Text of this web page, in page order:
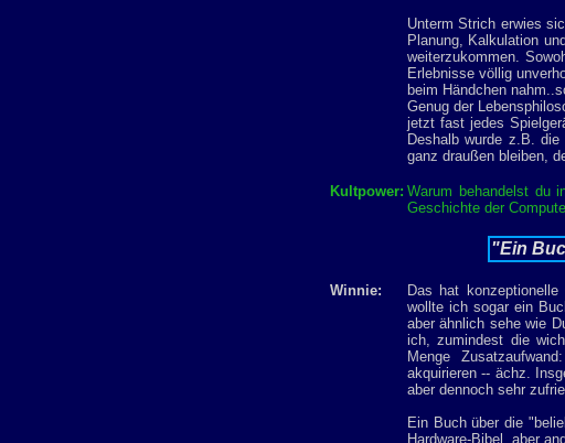
Unterm Strich erwies
Planung, Kalkulation
weiterzukommen.
Erlebnisse völlig
beim Händchen
Genug der
jetzt fast jedes
Deshalb wurde z.B.
ganz draußen bleiben,
Kultpower: Warum behandelst du
Geschichte der
"Ein
Winnie:
Das hat
wollte ich sogar ein
aber ähnlich sehe wie
ich, zumindest die
Menge
akquirieren -- ächz.
aber dennoch sehr
Ein Buch über die
Hardware-Bibel, aber